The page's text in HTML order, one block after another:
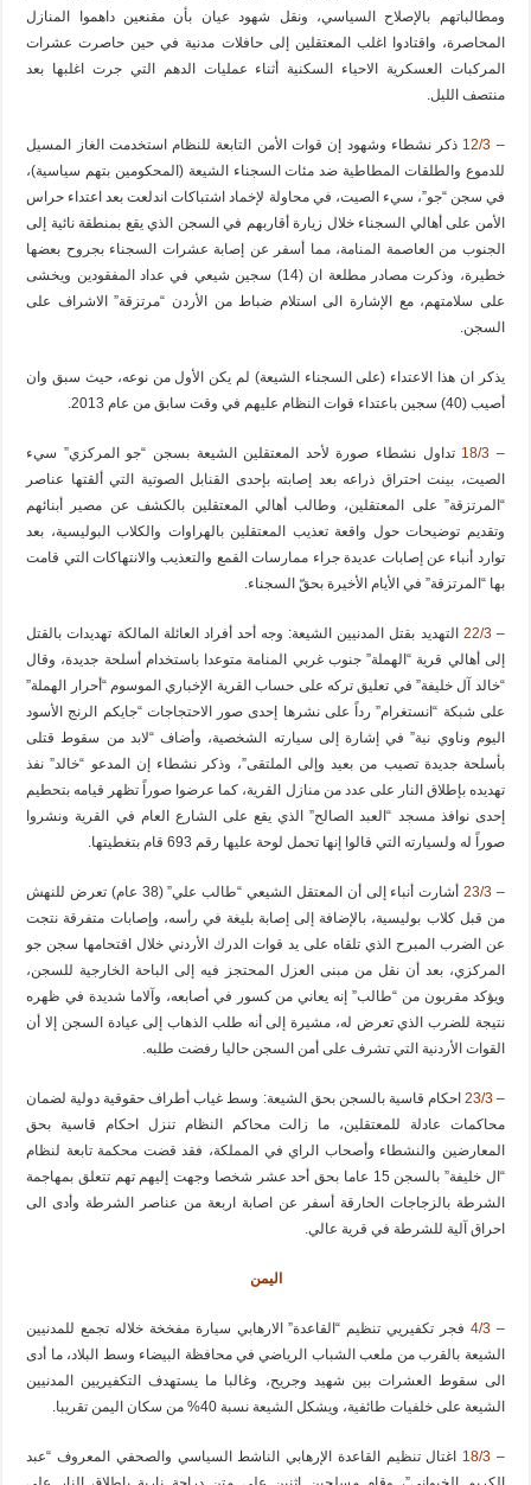
ومطالباتهم بالإصلاح السياسي، ونقل شهود عيان بأن مقنعين داهموا المنازل
المحاصرة، واقتادوا اغلب المعتقلين إلى حافلات مدنية في حين حاصرت عشرات
المركبات العسكرية الاحياء السكنية أثناء عمليات الدهم التي جرت اغلبها بعد
منتصف الليل.
–
12/3 ذكر نشطاء وشهود إن قوات الأمن التابعة للنظام استخدمت الغاز المسيل
للدموع والطلقات المطاطية ضد مئات السجناء الشيعة (المحكومين بتهم سياسية)،
في سجن “جو”، سيء الصيت، في محاولة لإخماد اشتباكات اندلعت بعد اعتداء حراس
الأمن على أهالي السجناء خلال زيارة أقاربهم في السجن الذي يقع بمنطقة نائية إلى
الجنوب من العاصمة المنامة، مما أسفر عن إصابة عشرات السجناء بجروح بعضها
خطيرة، وذكرت مصادر مطلعة ان (14) سجين شيعي في عداد المفقودين ويخشى
على سلامتهم، مع الإشارة الى استلام ضباط من الأردن “مرتزقة” الاشراف على
السجن.
يذكر ان هذا الاعتداء (على السجناء الشيعة) لم يكن الأول من نوعه، حيث سبق وان
أصيب (40) سجين باعتداء قوات النظام عليهم في وقت سابق من عام 2013.
–
18/3 تداول نشطاء صورة لأحد المعتقلين الشيعة بسجن “جو المركزي” سيء
الصيت، بينت احتراق ذراعه بعد إصابته بإحدى القنابل الصوتية التي ألقتها عناصر
“المرتزقة” على المعتقلين، وطالب أهالي المعتقلين بالكشف عن مصير أبنائهم
وتقديم توضيحات حول واقعة تعذيب المعتقلين بالهراوات والكلاب البوليسية، بعد
توارد أنباء عن إصابات عديدة جراء ممارسات القمع والتعذيب والانتهاكات التي قامت
بها “المرتزقة” في الأيام الأخيرة بحقّ السجناء.
–
22/3 التهديد بقتل المدنيين الشيعة: وجه أحد أفراد العائلة المالكة تهديدات بالقتل
إلى أهالي قرية “الهملة” جنوب غربي المنامة متوعدا باستخدام أسلحة جديدة، وقال
“خالد آل خليفة” في تعليق تركه على حساب القرية الإخباري الموسوم “أحرار الهملة”
على شبكة “انستغرام” رداً على نشرها إحدى صور الاحتجاجات “جايكم الرنج الأسود
اليوم وناوي نية” في إشارة إلى سيارته الشخصية، وأضاف “لابد من سقوط قتلى
بأسلحة جديدة تصيب من بعيد وإلى الملتقى”، وذكر نشطاء إن المدعو “خالد” نفذ
تهديده بإطلاق النار على عدد من منازل القرية، كما عرضوا صوراً تظهر قيامه بتحطيم
إحدى نوافذ مسجد “العبد الصالح” الذي يقع على الشارع العام في القرية ونشروا
صوراً له ولسيارته التي قالوا إنها تحمل لوحة عليها رقم 693 قام بتغطيتها.
–
23/3
أشارت أنباء إلى أن المعتقل الشيعي “طالب علي” (38 عام) تعرض للنهش
من قبل كلاب بوليسية، بالإضافة إلى إصابة بليغة في رأسه، وإصابات متفرقة نتجت
عن الضرب المبرح الذي تلقاه على يد قوات الدرك الأردني خلال اقتحامها سجن جو
المركزي، بعد أن نقل من مبنى العزل المحتجز فيه إلى الباحة الخارجية للسجن،
ويؤكد مقربون من “طالب” إنه يعاني من كسور في أصابعه، وآلاما شديدة في ظهره
نتيجة للضرب الذي تعرض له، مشيرة إلى أنه طلب الذهاب إلى عيادة السجن إلا أن
القوات الأردنية التي تشرف على أمن السجن حاليا رفضت طلبه.
–
23/3 احكام قاسية بالسجن بحق الشيعة: وسط غياب أطراف حقوقية دولية لضمان
محاكمات عادلة للمعتقلين، ما زالت محاكم النظام تنزل احكام قاسية بحق
المعارضين والنشطاء وأصحاب الراي في المملكة، فقد قضت محكمة تابعة لنظام
“ال خليفة” بالسجن 15 عاما بحق أحد عشر شخصا وجهت إليهم تهم تتعلق بمهاجمة
الشرطة بالزجاجات الحارقة أسفر عن اصابة اربعة من عناصر الشرطة وأدى الى
احراق آلية للشرطة في قرية عالي.
اليمن
–
4/3
فجر تكفيريي تنظيم “القاعدة” الارهابي سيارة مفخخة خلاله تجمع للمدنيين
الشيعة بالقرب من ملعب الشباب الرياضي في محافظة البيضاء وسط البلاد، ما أدى
الى سقوط العشرات بين شهيد وجريح، وغالبا ما يستهدف التكفيريين المدنيين
الشيعة على خلفيات طائفية، ويشكل الشيعة نسبة 40% من سكان اليمن تقريبا.
–
18/3 اغتال تنظيم القاعدة الإرهابي الناشط السياسي والصحفي المعروف “عبد